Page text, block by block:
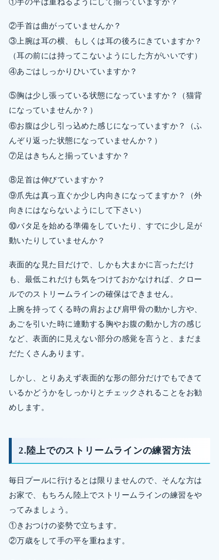
②手首は曲がっていませんか？
③上腕は耳の横、もしくは耳の後ろにきていますか？
（耳の前には持ってこないようにした方がいいです）
④あごはしっかりひいていますか？
⑤胸は少し張っている状態になっていますか？（猫背
になっていませんか？）
⑥お腹は少し引っ込めた感じになっていますか？（ふ
んぞり返った状態になっていませんか？）
⑦足はきちんと揃っていますか？
⑧足首は伸びていますか？
⑨爪先は真っ直ぐか少し内向きになってますか？（外
向きにはならないようにして下さい）
⑩バタ足を始める準備をしていたり、すでに少し足が
動いたりしていませんか？
表面的な見た目だけで、しかも大まかに言っただけ
も、最低これだけも気をつけておかなければ、クロー
ルでのストリームラインの確保はできません。
上腕を持ってくる時の肩および肩甲骨の動かし方や、
あごを引いた時に連動する胸やお腹の動かし方の感じ
など、表面的に見えない部分の感覚を言うと、まだま
だたくさんあります。
しかし、とりあえず表面的な形の部分だけでもできて
いるかどうかをしっかりとチェックされることをお勧
めします。
2.陸上でのストリームラインの練習方法
毎日プールに行けるとは限りませんので、そんな方は
お家で、もちろん陸上でストリームラインの練習をや
ってみましょう。
①きおつけの姿勢で立ちます。
②万歳をして手の平を重ねます。